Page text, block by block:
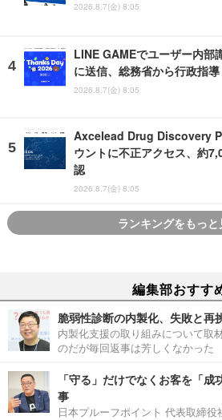
2026.8.7(金) 8:05
LINE GAMEでユーザー内部
に送信、総務省から行政指導
2026.8.7(金) 8:05
Axcelead Drug Discovery
ウントに不正アクセス、約
認
2026.8.7(金) 8:05
ランキングをもっと
編集部おすす
脆弱性診断の内製化、失敗と再
内製化支援の取り組みについて取
のだが毎回返事は芳しくなかった
「守る」だけでなくお客を「
事
日本プルーフポイント 代表取締